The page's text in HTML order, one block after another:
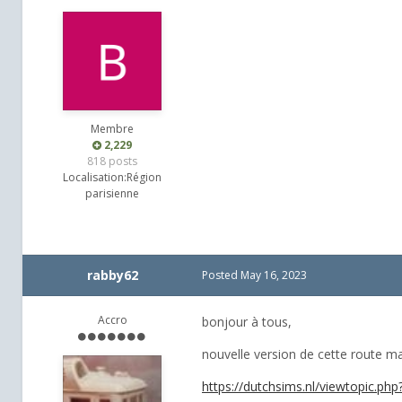
Membre
2,229
818 posts
Localisation:Région
parisienne
rabby62
Accro
Posted May 16, 2023
bonjour à tous,
nouvelle version de cette route
https://dutchsims.nl/